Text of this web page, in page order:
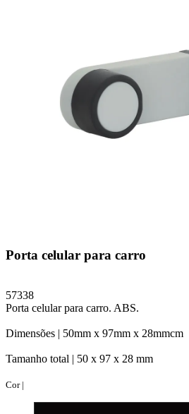
Porta celular para carro
57338
Porta celular para carro. ABS.
Dimensões | 50mm x 97mm x 28mmcm
Tamanho total | 50 x 97 x 28 mm
Cor |